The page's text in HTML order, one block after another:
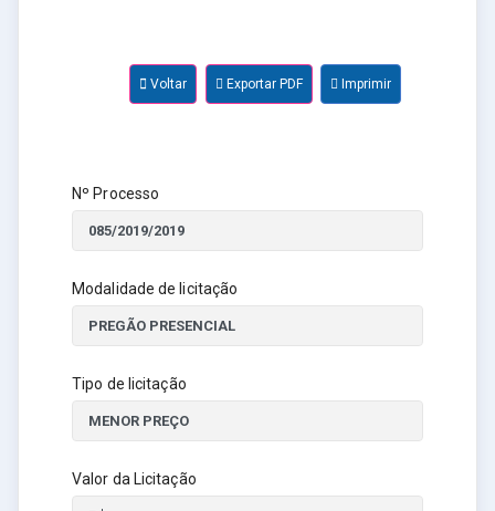
Voltar Exportar PDF Imprimir
Nº Processo
Modalidade de licitação
Tipo de licitação
Valor da Licitação